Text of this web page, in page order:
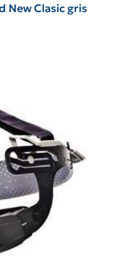
New Clasic gris